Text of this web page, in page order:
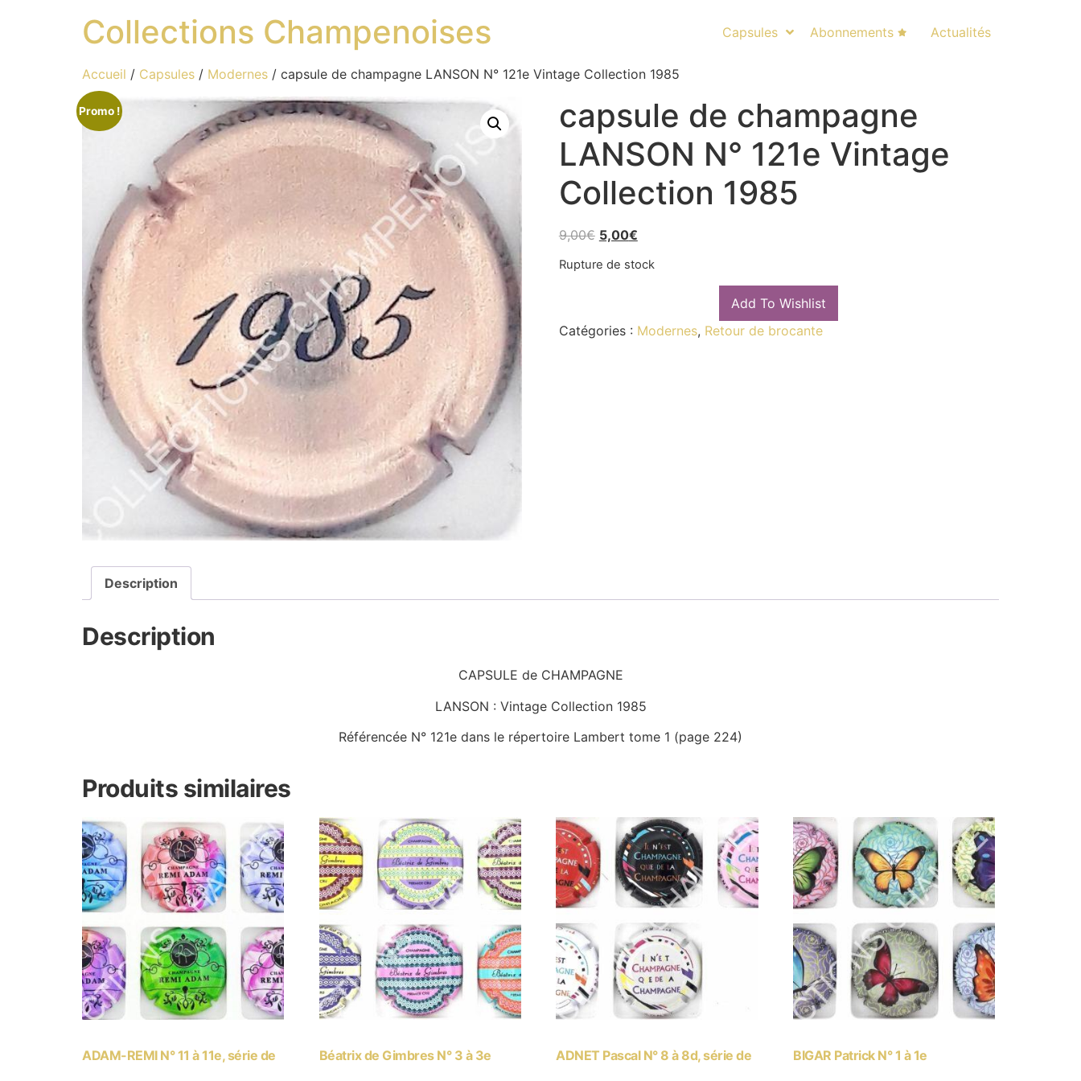
Collections Champenoises Capsules Abonnements Actualités
Accueil / Capsules / Modernes / capsule de champagne LANSON N° 121e Vintage Collection 1985
Promo !
capsule de champagne
LANSON N° 121e Vintage
Collection 1985
9,00€ 5,00€
Rupture de stock
Add To Wishlist
Catégories : Modernes, Retour de brocante
Description
Description
CAPSULE de CHAMPAGNE
LANSON : Vintage Collection 1985
Référencée N° 121e dans le répertoire Lambert tome 1 (page 224)
Produits similaires
ADAM-REMI N° 11 à 11e, série de
Béatrix de Gimbres N° 3 à 3e
ADNET Pascal N° 8 à 8d, série de
BIGAR Patrick N° 1 à 1e